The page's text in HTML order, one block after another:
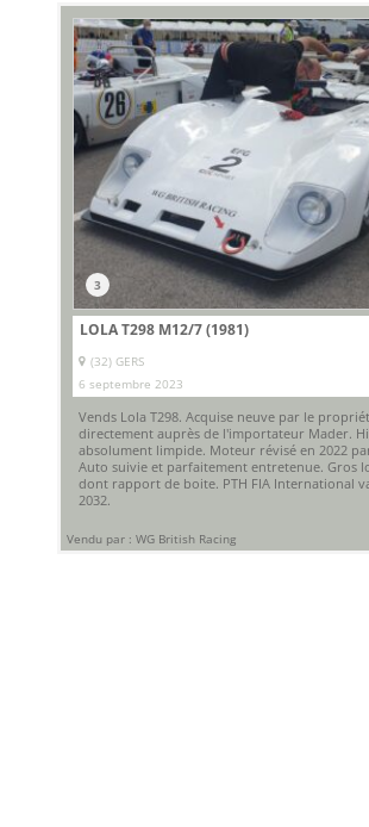
3
LOLA T298 M12/7 (1981)
(32) GERS
6 septembre 2023
Vends Lola T298. Acquise neuve par le
directement auprès de l'importateur Mader.
absolument limpide. Moteur révisé en 2022
Auto suivie et parfaitement entretenue. Gros
dont rapport de boite. PTH FIA International
2032.
Vendu par : WG British Racing